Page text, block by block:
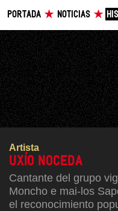
PORTADA NOTICIAS
Artista
UXÍO NOCEDA
Cantante del grupo
Moncho e mai-los
el reconocimiento